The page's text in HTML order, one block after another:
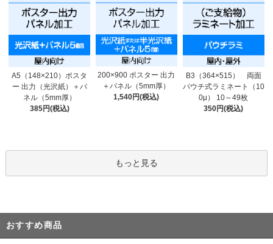
A5（148×210）ポスタ
ー 出力（光沢紙）＋パ
ネル（5mm厚）
385円(税込)
200×900 ポスター 出力
＋パネル（5mm厚）
1,540円(税込)
B3（364×515） 両面
パウチ式ラミネート（10
0μ） 10～49枚
350円(税込)
もっと見る
おすすめ商品